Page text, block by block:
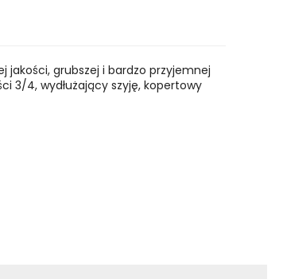
jakości, grubszej i bardzo przyjemnej
3/4, wydłużający szyję, kopertowy